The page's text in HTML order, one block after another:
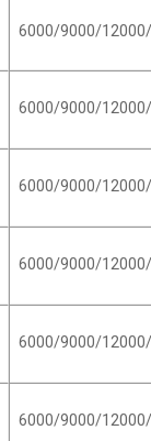
6000/9000/
6000/9000/
6000/9000/
6000/9000/
6000/9000/
6000/9000/